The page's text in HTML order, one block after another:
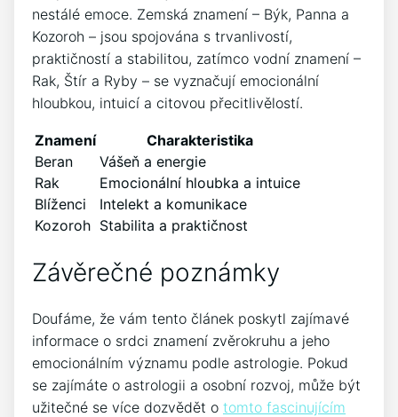
nestálé emoce. Zemská znamení – Býk, Panna a
Kozoroh – jsou spojována s trvanlivostí,
praktičností a stabilitou, zatímco vodní znamení –
Rak, Štír a Ryby – se vyznačují emocionální
hloubkou, intuicí a citovou přecitlivělostí.
Znamení
Charakteristika
Beran
Vášeň a energie
Rak
Emocionální hloubka a intuice
Blíženci
Intelekt a komunikace
Kozoroh Stabilita a praktičnost
Závěrečné poznámky
Doufáme, že vám tento článek poskytl zajímavé
informace o srdci znamení zvěrokruhu a jeho
emocionálním významu podle astrologie. Pokud
se zajímáte o astrologii a osobní rozvoj, může být
užitečné se více dozvědět o tomto fascinujícím